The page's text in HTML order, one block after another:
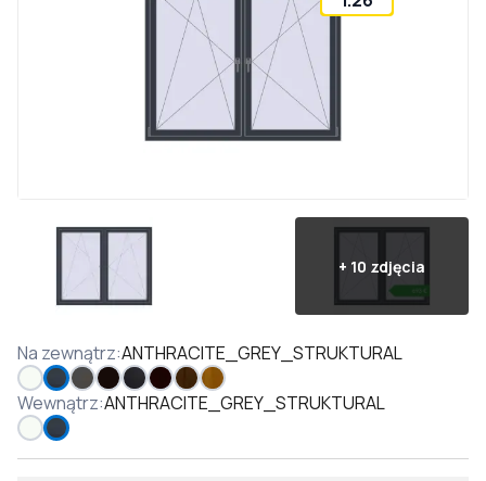
+ 10 zdjęcia
Na zewnątrz:ANTHRACITE_GREY_STRUKTURAL
Wewnątrz:ANTHRACITE_GREY_STRUKTURAL